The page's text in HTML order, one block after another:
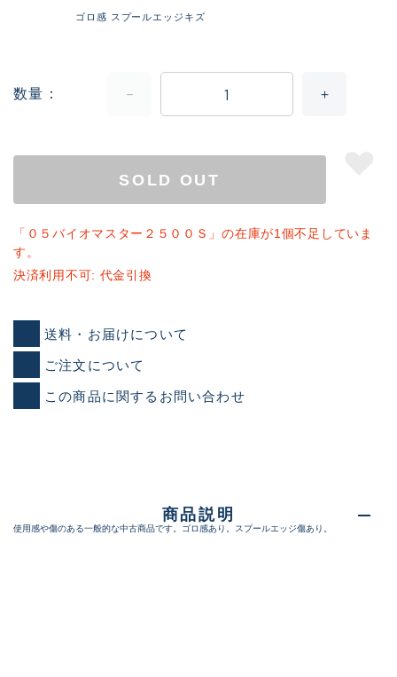
ゴロ感 スプールエッジキズ
数量
SOLD OUT
「０５バイオマスター２５００Ｓ」の在庫が1個不足していま
す。
決済利用不可: 代金引換
送料・お届けについて
ご注文について
この商品に関するお問い合わせ
商品説明
使用感や傷のある一般的な中古商品です。ゴロ感あり。スプールエッジ傷あり。